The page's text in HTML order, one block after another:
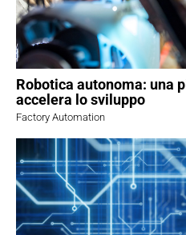
Robotica autonoma: una
accelera lo sviluppo
Factory Automation